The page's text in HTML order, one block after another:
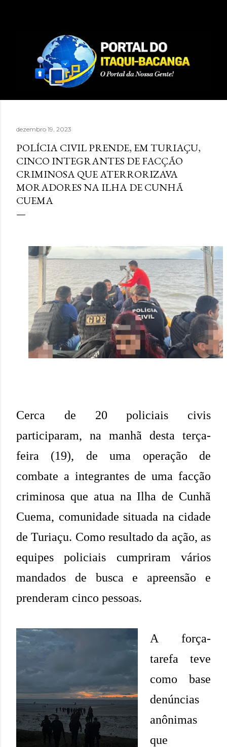
dezembro 19, 2023
POLÍCIA CIVIL PRENDE, EM TURIAÇU,
CINCO INTEGRANTES DE FACÇÃO
CRIMINOSA QUE ATERRORIZAVA
MORADORES NA ILHA DE CUNHÃ
CUEMA
Cerca de 20 policiais civis
participaram, na manhã desta terça-
feira (19), de uma operação de
combate a integrantes de uma facção
criminosa que atua na Ilha de Cunhã
Cuema, comunidade situada na cidade
de Turiaçu. Como resultado da ação, as
equipes policiais cumpriram vários
mandados de busca e apreensão e
prenderam cinco pessoas.
A força-
tarefa teve
como base
denúncias
anônimas
que